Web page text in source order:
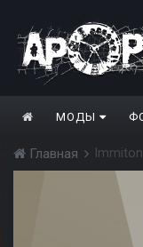
МОДЫ
Главная Immiton